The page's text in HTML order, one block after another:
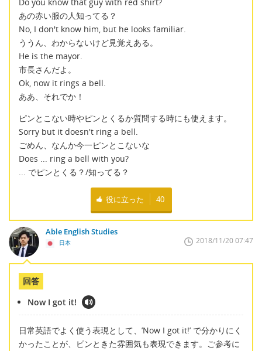
あの赤い服の人知ってる？
No, I don't know him, but he looks familiar.
ううん、わからないけど見覚えある。
He is the mayor.
市長さんだよ。
Ok, now it rings a bell.
ああ、それでか！
ピンとこない時やピンとくるか質問する時にも使えます。
Sorry but it doesn't ring a bell.
ごめん、なんか今一ピンとこないな
Does ... ring a bell with you?
... でピンとくる？/知ってる？
役に立った 40
Able English Studies
日本 2018/11/20 07:47
回答
Now I got it!
日常英語でよく使う表現として、’Now I got it!’ で分かりにく
かったことが、ピンときた雰囲気も表現できます。ご参考に